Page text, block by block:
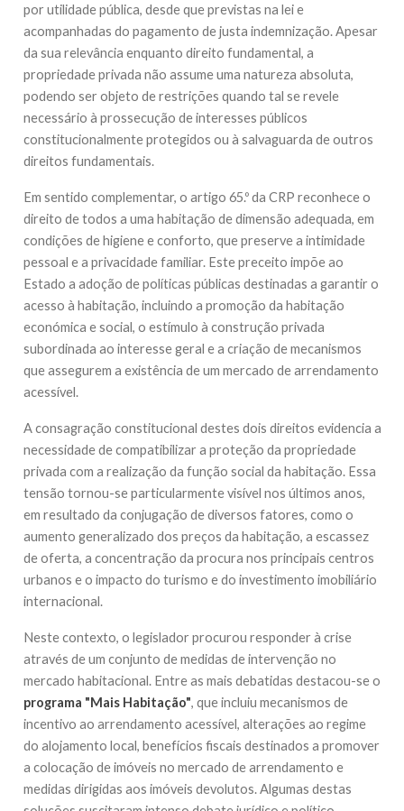
por utilidade pública, desde que previstas na lei e
acompanhadas do pagamento de justa indemnização. Apesar
da sua relevância enquanto direito fundamental, a
propriedade privada não assume uma natureza absoluta,
podendo ser objeto de restrições quando tal se revele
necessário à prossecução de interesses públicos
constitucionalmente protegidos ou à salvaguarda de outros
direitos fundamentais.
Em sentido complementar, o artigo 65.º da CRP reconhece o
direito de todos a uma habitação de dimensão adequada, em
condições de higiene e conforto, que preserve a intimidade
pessoal e a privacidade familiar. Este preceito impõe ao
Estado a adoção de políticas públicas destinadas a garantir o
acesso à habitação, incluindo a promoção da habitação
económica e social, o estímulo à construção privada
subordinada ao interesse geral e a criação de mecanismos
que assegurem a existência de um mercado de arrendamento
acessível.
A consagração constitucional destes dois direitos evidencia a
necessidade de compatibilizar a proteção da propriedade
privada com a realização da função social da habitação. Essa
tensão tornou-se particularmente visível nos últimos anos,
em resultado da conjugação de diversos fatores, como o
aumento generalizado dos preços da habitação, a escassez
de oferta, a concentração da procura nos principais centros
urbanos e o impacto do turismo e do investimento imobiliário
internacional.
Neste contexto, o legislador procurou responder à crise
através de um conjunto de medidas de intervenção no
mercado habitacional. Entre as mais debatidas destacou-se o
programa "Mais Habitação", que incluiu mecanismos de
incentivo ao arrendamento acessível, alterações ao regime
do alojamento local, benefícios fiscais destinados a promover
a colocação de imóveis no mercado de arrendamento e
medidas dirigidas aos imóveis devolutos. Algumas destas